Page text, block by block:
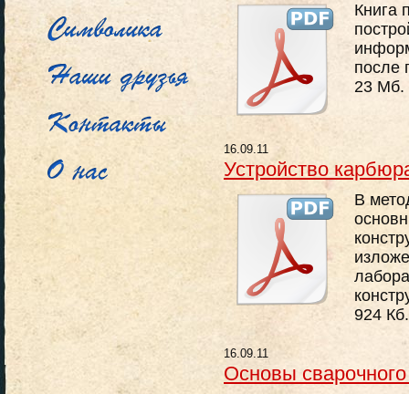
Книга
после
23 Мб.
16.09.11
Устройство
В
924 Кб.
16.09.11
Основы